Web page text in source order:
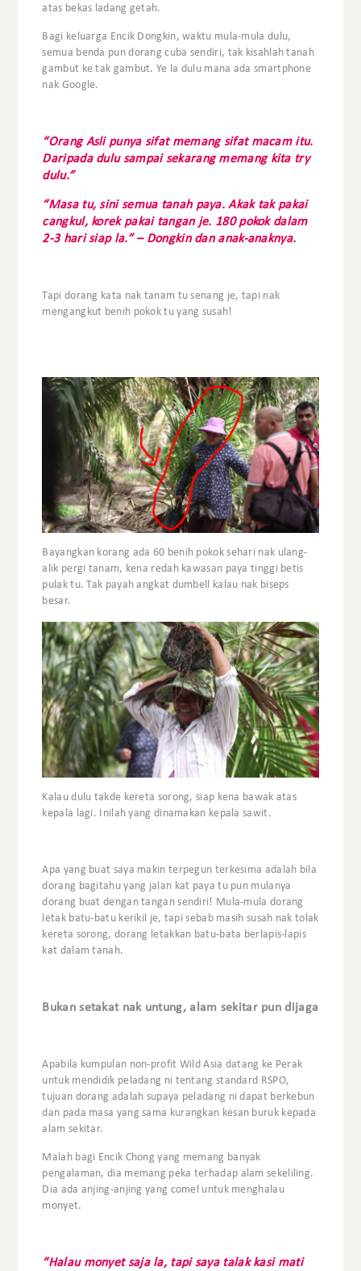
atas bekas ladang getah.
Bagi keluarga Encik Dongkin, waktu mula-mula dulu,
semua benda pun dorang cuba sendiri, tak kisahlah tanah
gambut ke tak gambut. Ye la dulu mana ada smartphone
nak Google.
“Orang Asli punya sifat memang sifat macam itu.
Daripada dulu sampai sekarang memang kita try
dulu.”
“Masa tu, sini semua tanah paya. Akak tak pakai
cangkul, korek pakai tangan je. 180 pokok dalam
2-3 hari siap la.” – Dongkin dan anak-anaknya.
Tapi dorang kata nak tanam tu senang je, tapi nak
mengangkut benih pokok tu yang susah!
Bayangkan korang ada 60 benih pokok sehari nak ulang-
alik pergi tanam, kena redah kawasan paya tinggi betis
pulak tu. Tak payah angkat dumbell kalau nak biseps
besar.
Kalau dulu takde kereta sorong, siap kena bawak atas
kepala lagi. Inilah yang dinamakan kepala sawit.
Apa yang buat saya makin terpegun terkesima adalah bila
dorang bagitahu yang jalan kat paya tu pun mulanya
dorang buat dengan tangan sendiri! Mula-mula dorang
letak batu-batu kerikil je, tapi sebab masih susah nak tolak
kereta sorong, dorang letakkan batu-bata berlapis-lapis
kat dalam tanah.
Bukan setakat nak untung, alam sekitar pun dijaga
Apabila kumpulan non-profit Wild Asia datang ke Perak
untuk mendidik peladang ni tentang standard RSPO,
tujuan dorang adalah supaya peladang ni dapat berkebun
dan pada masa yang sama kurangkan kesan buruk kepada
alam sekitar.
Malah bagi Encik Chong yang memang banyak
pengalaman, dia memang peka terhadap alam sekeliling.
Dia ada anjing-anjing yang comel untuk menghalau
monyet.
“Halau monyet saja la, tapi saya talak kasi mati